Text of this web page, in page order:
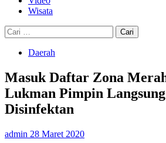
Wisata
Cari
untuk:
Daerah
Masuk Daftar Zona
Lukman Pimpin
Disinfektan
admin 28 Maret 2020